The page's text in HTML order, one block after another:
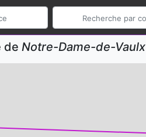
de Notre-Dame-de-Vaulx